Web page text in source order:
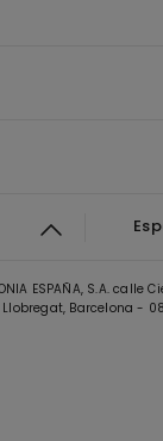
ESPAÑA, S.A. calle
Barcelona -